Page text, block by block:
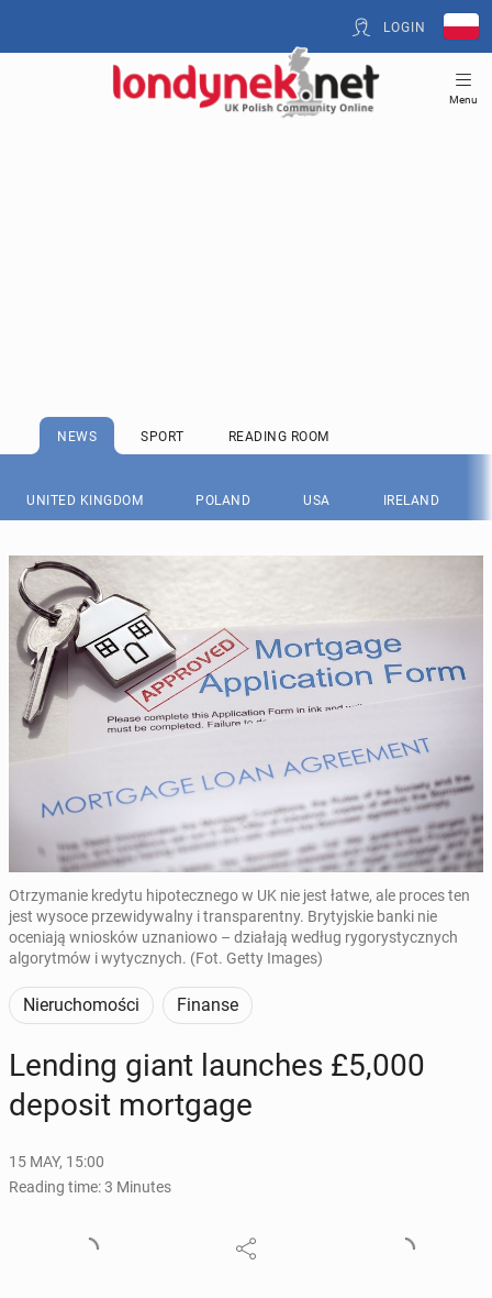
LOGIN
Menu
NEWS SPORT READING ROOM
UNITED KINGDOM POLAND USA IRELAND
Otrzymanie kredytu hipotecznego w UK nie jest łatwe, ale proces ten
jest wysoce przewidywalny i transparentny. Brytyjskie banki nie
oceniają wniosków uznaniowo – działają według rygorystycznych
algorytmów i wytycznych. (Fot. Getty Images)
Nieruchomości Finanse
Lending giant launch­es £5,000
deposit mort­gage
15 MAY, 15:00
Reading time: 3 Minutes